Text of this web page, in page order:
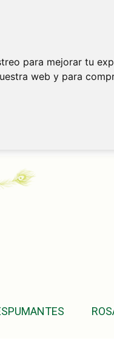
para mejorar tu
web y para